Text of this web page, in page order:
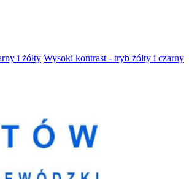
i żółty Wysoki kontrast - tryb żółty i czarny